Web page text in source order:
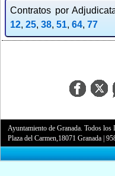
Contratos por
12, 25, 38, 51, 64, 77
Ayuntamiento de Granada. Todos los
Plaza del Carmen,18071 Granada |